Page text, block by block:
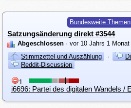
Bundesweite Themen
Satzungsänderung direkt #3544
Abgeschlossen · vor 10 Jahrs 1
Stimmzettel und Auszählung
·
Reddit-Discussion
1
i6696: Partei des digitalen Wandels /